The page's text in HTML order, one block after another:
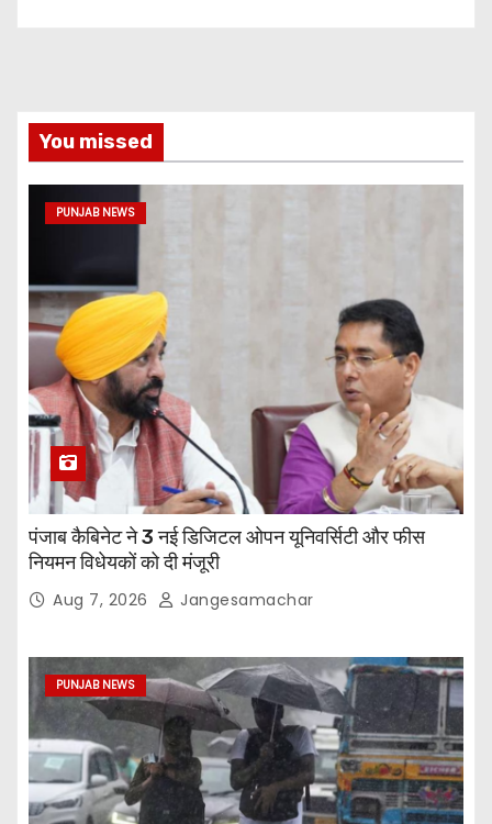
You missed
PUNJAB NEWS
पंजाब कैबिनेट ने 3 नई डिजिटल ओपन यूनिवर्सिटी और फीस
नियमन विधेयकों को दी मंजूरी
Aug 7, 2026 Jangesamachar
PUNJAB NEWS